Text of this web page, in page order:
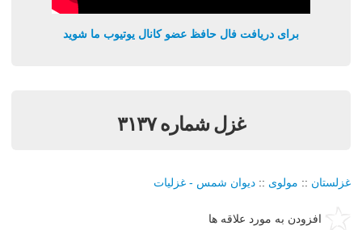
برای دریافت فال حافظ عضو کانال یوتیوب ما شوید
غزل شماره ۳۱۳۷
غزلستان :: مولوی :: دیوان شمس - غزلیات
افزودن به مورد علاقه ها